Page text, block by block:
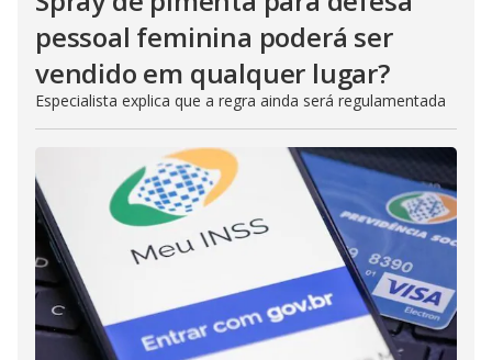
pessoal feminina poderá ser
vendido em qualquer lugar?
Especialista explica que a regra ainda será regulamentada